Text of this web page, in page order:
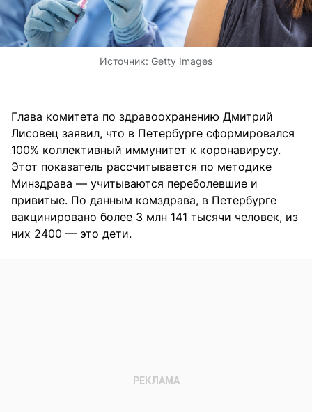
Источник: Getty Images
Глава комитета по здравоохранению Дмитрий
Лисовец заявил, что в Петербурге сформировался
100% коллективный иммунитет к коронавирусу.
Этот показатель рассчитывается по методике
Минздрава — учитываются переболевшие и
привитые. По данным комздрава, в Петербурге
вакцинировано более 3 млн 141 тысячи человек, из
них 2400 — это дети.